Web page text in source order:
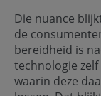
Die nuance
de
bereidheid is
technologie
waarin deze